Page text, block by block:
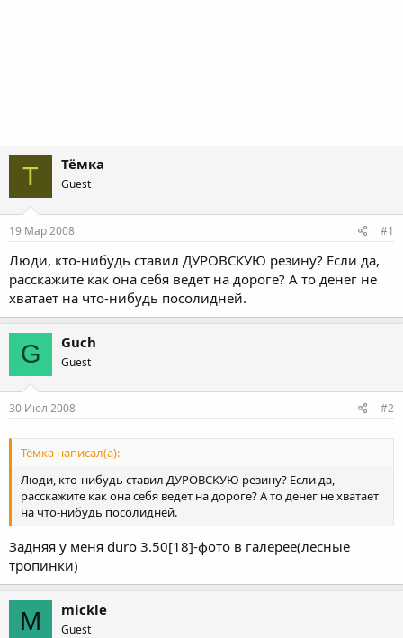
Т Тёмка
Guest
19 Мар 2008 #1
Люди, кто-нибудь ставил ДУРОВСКУЮ резину? Если да,
расскажите как она себя ведет на дороге? А то денег не
хватает на что-нибудь посолидней.
G Guch
Guest
30 Июл 2008 #2
Тёмка написал(а):
Люди, кто-нибудь ставил ДУРОВСКУЮ резину? Если да,
расскажите как она себя ведет на дороге? А то денег не хватает
на что-нибудь посолидней.
Задняя у меня duro 3.50[18]-фото в галерее(лесные
тропинки)
M mickle
Guest